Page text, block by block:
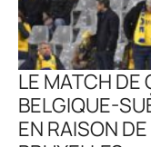
LE MATCH DE
BELGIQUE-
EN RAISON